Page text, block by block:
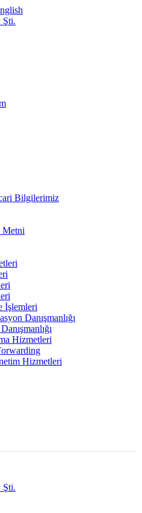
Bilgilerimiz
Metni
İşlemleri
Danışmanlığı
Hizmetleri
Hizmetleri